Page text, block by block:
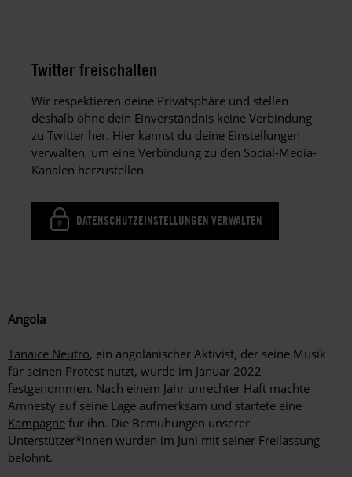
Twitter freischalten
Wir respektieren deine Privatsphäre und stellen
deshalb ohne dein Einverständnis keine Verbindung
zu Twitter her. Hier kannst du deine Einstellungen
verwalten, um eine Verbindung zu den Social-Media-
Kanälen herzustellen.
DATENSCHUTZEINSTELLUNGEN VERWALTEN
Angola
Tanaice Neutro, ein angolanischer Aktivist, der seine Musik
für seinen Protest nutzt, wurde im Januar 2022
festgenommen. Nach einem Jahr unrechter Haft machte
Amnesty auf seine Lage aufmerksam und startete eine
Kampagne für ihn. Die Bemühungen unserer
Unterstützer*innen wurden im Juni mit seiner Freilassung
belohnt.